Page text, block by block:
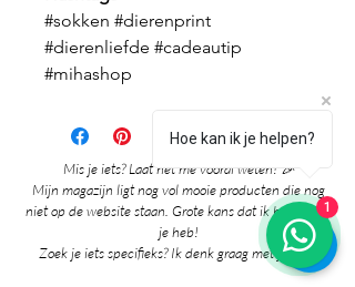
#sokken #dierenprint
#dierenliefde #cadeautip
#mihashop
Mis je iets? Laat het me vooral weten! 🎉
Mijn magazijn ligt nog vol mooie producten die nog
niet op de website staan. Grote kans dat ik het al voor
je heb!
Zoek je iets specifieks? Ik denk graag met je mee!
Hoe kan ik je helpen?
1